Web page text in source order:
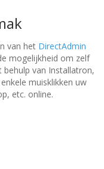
van het DirectAdmin
mogelijkheid om zelf
behulp van Installatron,
muisklikken uw
etc. online.